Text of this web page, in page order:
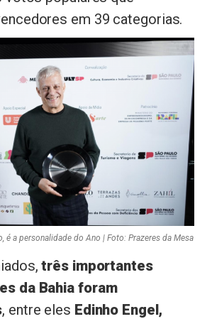
em 39 categorias.
é a personalidade do Ano | Foto: Prazeres da Mesa
três importantes
da Bahia foram
, entre eles Edinho Engel,